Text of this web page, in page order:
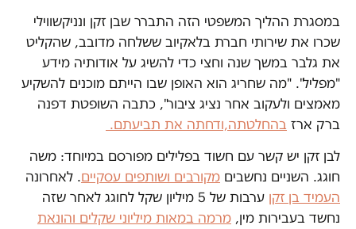
במסגרת ההליך המשפטי הזה התברר שבן זקן ונניקשווילי
שכרו את שירותי חברת בלאקיוב ששלחה מדובב, שהקליט
את גלבר במשך שנה וחצי כדי להשיג על אודותיה מידע
"מפליל". "מה שחריג הוא האופן שבו הייתם מוכנים להשקיע
מאמצים ולעקוב אחר נציג ציבור", כתבה השופטת דפנה
ברק ארז בהחלטתה,ודחתה את תביעתם.
לבן זקן יש קשר עם חשוד בפלילים מפורסם במיוחד: משה
חוגג. השניים נחשבים מקורבים ושותפים עסקיים. לאחרונה
העמיד בן זקן
ערבות של 5 מיליון שקל לחוגג לאחר שזה
נחשד בעבירות מין, מרמה במאות מיליוני שקלים והונאת